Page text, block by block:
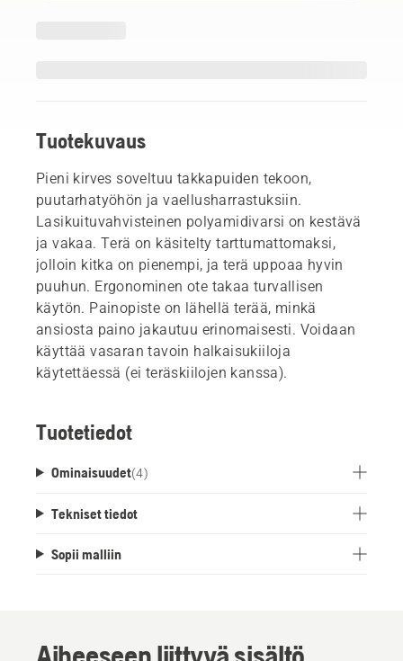
Tuotekuvaus
Pieni kirves soveltuu takkapuiden tekoon,
puutarhatyöhön ja vaellusharrastuksiin.
Lasikuituvahvisteinen polyamidivarsi on kestävä
ja vakaa. Terä on käsitelty tarttumattomaksi,
jolloin kitka on pienempi, ja terä uppoaa hyvin
puuhun. Ergonominen ote takaa turvallisen
käytön. Painopiste on lähellä terää, minkä
ansiosta paino jakautuu erinomaisesti. Voidaan
käyttää vasaran tavoin halkaisukiiloja
käytettäessä (ei teräskiilojen kanssa).
Tuotetiedot
Ominaisuudet(4)
Tekniset tiedot
Sopii malliin